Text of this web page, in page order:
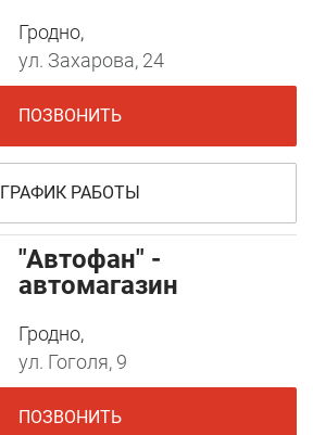
Гродно,
ул. Захарова, 24
ПОЗВОНИТЬ
ГРАФИК РАБОТЫ
"Автофан" -
автомагазин
Гродно,
ул. Гоголя, 9
ПОЗВОНИТЬ